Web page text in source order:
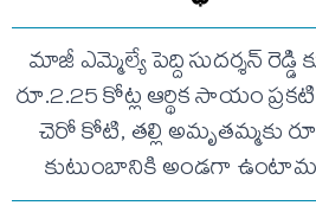
మాజీ ఎమ్మెల్యే పెద్ది సుదర్శన్
రూ.2.25 కోట్ల ఆర్థిక సాయం
చెరో కోటి, తల్లి అమృతమ్మకు
కుటుంబానికి అండగా